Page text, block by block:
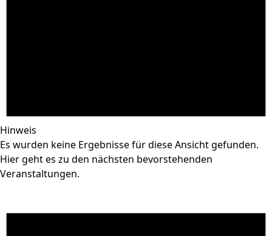
Hinweis
Es wurden keine Ergebnisse für diese Ansicht gefunden.
Hier geht es zu den nächsten bevorstehenden
Veranstaltungen.